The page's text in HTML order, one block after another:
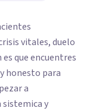
vitales, duelo
que encuentres
honesto para
a